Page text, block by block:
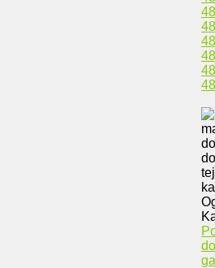
do